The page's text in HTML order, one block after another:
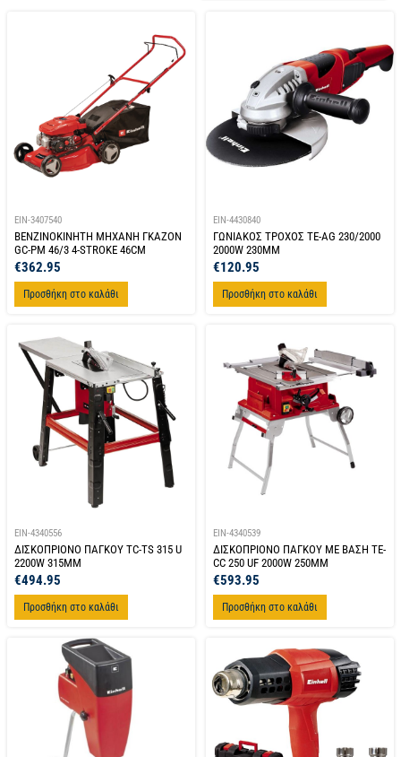
EIN-3407540
ΒΕΝΖΙΝΟΚΙΝΗΤΗ ΜΗΧΑΝΗ ΓΚΑΖΟΝ
GC-PM 46/3 4-STROKE 46CM
€362.95
Προσθήκη στο καλάθι
EIN-4430840
ΓΩΝΙΑΚΟΣ ΤΡΟΧΟΣ TE-AG 230/2000
2000W 230MM
€120.95
Προσθήκη στο καλάθι
EIN-4340556
ΔΙΣΚΟΠΡΙΟΝΟ ΠΑΓΚΟΥ TC-TS 315 U
2200W 315MM
€494.95
Προσθήκη στο καλάθι
EIN-4340539
ΔΙΣΚΟΠΡΙΟΝΟ ΠΑΓΚΟΥ ΜΕ ΒΑΣΗ TE-
CC 250 UF 2000W 250MM
€593.95
Προσθήκη στο καλάθι